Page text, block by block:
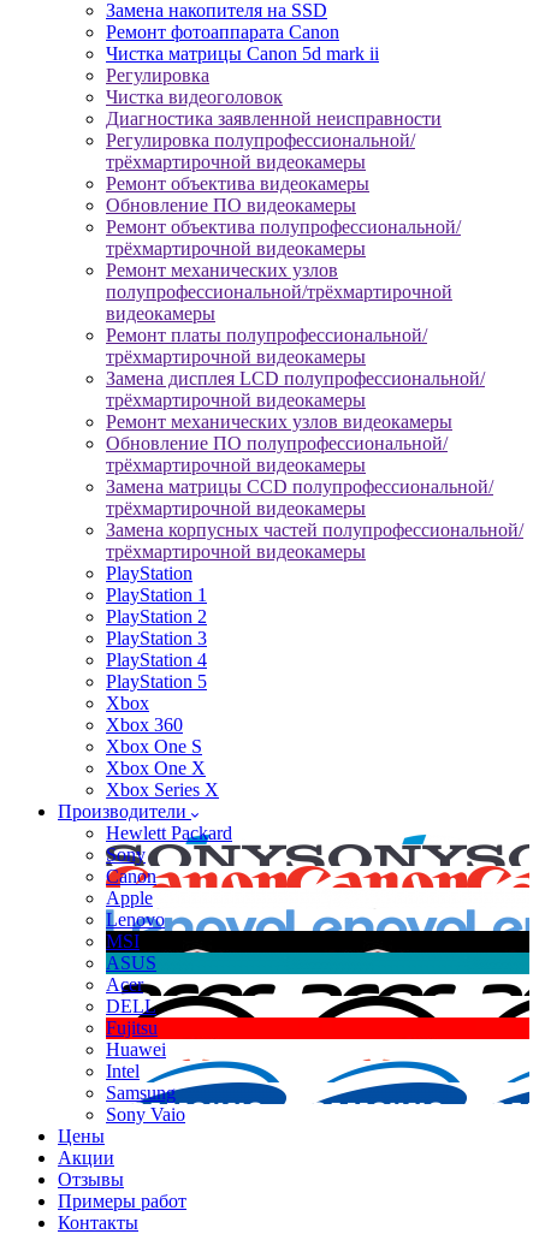
Замена накопителя на SSD
Ремонт фотоаппарата Canon
Чистка матрицы Canon 5d mark ii
Регулировка
Чистка видеоголовок
Диагностика заявленной неисправности
Регулировка полупрофессиональной/
трёхмартирочной видеокамеры
Ремонт объектива видеокамеры
Обновление ПО видеокамеры
Ремонт объектива полупрофессиональной/
трёхмартирочной видеокамеры
Ремонт механических узлов
полупрофессиональной/трёхмартирочной
видеокамеры
Ремонт платы полупрофессиональной/
трёхмартирочной видеокамеры
Замена дисплея LCD полупрофессиональной/
трёхмартирочной видеокамеры
Ремонт механических узлов видеокамеры
Обновление ПО полупрофессиональной/
трёхмартирочной видеокамеры
Замена матрицы CCD полупрофессиональной/
трёхмартирочной видеокамеры
Замена корпусных частей полупрофессиональной/
трёхмартирочной видеокамеры
PlayStation
PlayStation 1
PlayStation 2
PlayStation 3
PlayStation 4
PlayStation 5
Xbox
Xbox 360
Xbox One S
Xbox One X
Xbox Series X
Производители
Hewlett Packard
Sony
Canon
Apple
Lenovo
MSI
ASUS
Acer
DELL
Fujitsu
Huawei
Intel
Samsung
Sony Vaio
Цены
Акции
Отзывы
Примеры работ
Контакты